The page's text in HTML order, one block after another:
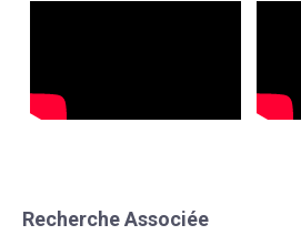
Recherche Associée